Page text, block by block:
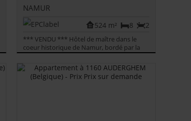
NAMUR
2
8
524 m²
*** VENDU *** Hôtel de maître dans le
coeur historique de Namur, bordé par la
Sambre, face à la Citadelle et à cô...